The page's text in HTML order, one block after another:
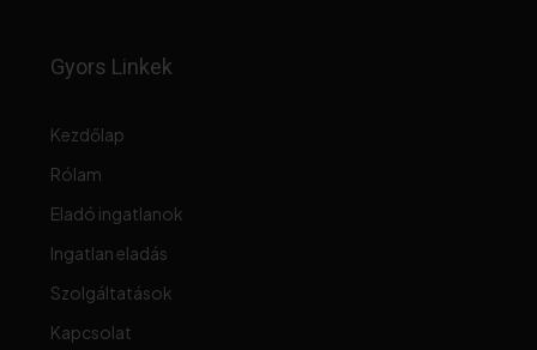
Gyors Linkek
Kezdőlap
Rólam
Eladó ingatlanok
Ingatlan eladás
Szolgáltatások
Kapcsolat